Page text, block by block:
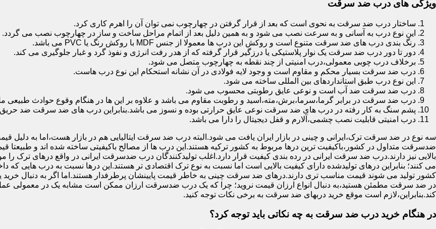
ویژگی های درب ضد سرقت
ساختار درب ضد سرقت به نحوی است که بعد از قرار گرفتن در چهارچوب نمی توان آن را اهرم کاری کرد.
این نوع درب به آسانی و به سرعت نصب می شود و به همین دلیل بعد از اتمام مراحل ساخت و ساز در چهارچوب نصب می گردد.
رنگ بندی درب های ضد سرقت متنوع است و روکش این درب ها معمولا از جنس MDF با روکش رنگ یا PVC می باشد.
دور تا دور درب ضد سرقت یک نوار پلاستیکی یا درزگیر قرار گرفته که از هدر رفت انرژی و نفوذ گرد و غبار جلوگیری می کند.
برخلاف درب چوبی معمولی،درب امنیتی از چند نقطه به چهارچوب متصل می شود.
درب ضد سرقت بسیار محکم و مقاوم است و وجود لایه فولادی در آن نشانه استحکام این نوع درب هاست.
این نوع درب طبق استانداردهای بین المللی ساخته می شود.
درب ضد سرقت ضد آب است و نوعی عایق رطوبتی محسوب می شود.
درب ضد سرقت در برابر گرما،سرما،برش،مته،اسید و رطوبت مقاوم می باشد و علاوه بر این ها در هنگام وقوع حوادث طبیعی
پشم سنگ به کار رفته در درب های ضد سرقت نوعی عایق حرارتی بوده و نسوز می باشد.بنابراین درب های ضد سرقت ضد حریق
درب امنیتی قابلیت نصب چشمی،آلارم و قفل دیجیتال را دارا می باشد.
سه نوع در ضد سرقت ترک،ایرانی و چینی در بازار ایران یافت می شود.البته درب ضد سرقت ایتالیایی هم در بازار هست،اما به دلیل
ضدسرقت متداول در کشور،باکیفیت ترین درها مربوط به کشور ترکیه هستند.این درب ها از مصالح باکیفیتی ساخته شده اند و طبیعتا
بالایی نیز دارند.درب ضد سرقت ایرانی در رده بندی کیفیت قرار دارد.اغلب تولیدکنندگان درب ضدسرقت ایرانی در واقع درهای ترک را
می کنند؛ بنابراین درهای تولیدشده دارای کیفیت بالایی است اما نسبت به نوع ترک اقتصادی تر هستند.این درها نسبت به درب هایی که
کشور تولید می شوند قیمت مناسب تری دارند.درهای ضد سرقت چینی به خاطر قیمت پایینشان پرطرفدار هستند.اما اگر به دنبال خرید
در ضد سرقت مطمئن هستید،به دنبال انواع ارزان قیمت نروید؛ چرا که یک درب ضدسرقت ارزان ممکن است مشابه یک در معمولی
کند.بنابراین،لازم است موقع خرید دربهای ضد سرقت به برخی نکات توجه کنید.
در هنگام خرید درب ضد سرقت به چه نکاتی باید توجه کرد؟